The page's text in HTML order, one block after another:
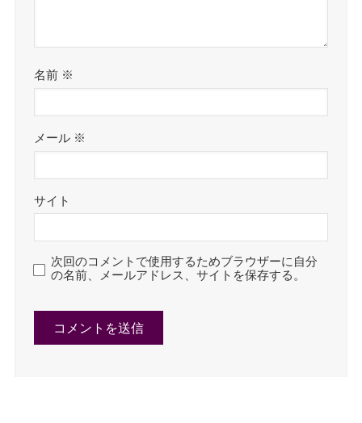
名前 ※
メール ※
サイト
次回のコメントで使用するためブラウザーに自分
の名前、メールアドレス、サイトを保存する。